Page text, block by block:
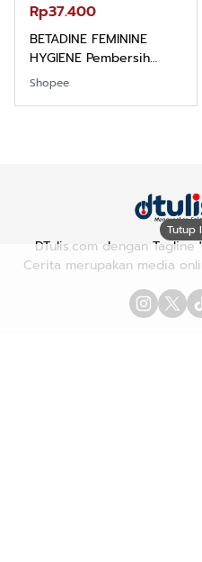
Rp37.400
BETADINE FEMININE
HYGIENE Pembersih
Kewanitaan 60ml
Shopee
Tutup
DTulis.com dengan
Cerita merupakan media